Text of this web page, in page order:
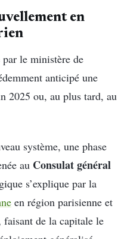
en
le ministère de
anticipé une
2025 ou, au plus tard, au
système, une phase
au Consulat général
s’explique par la
en région parisienne et
faisant de la capitale le